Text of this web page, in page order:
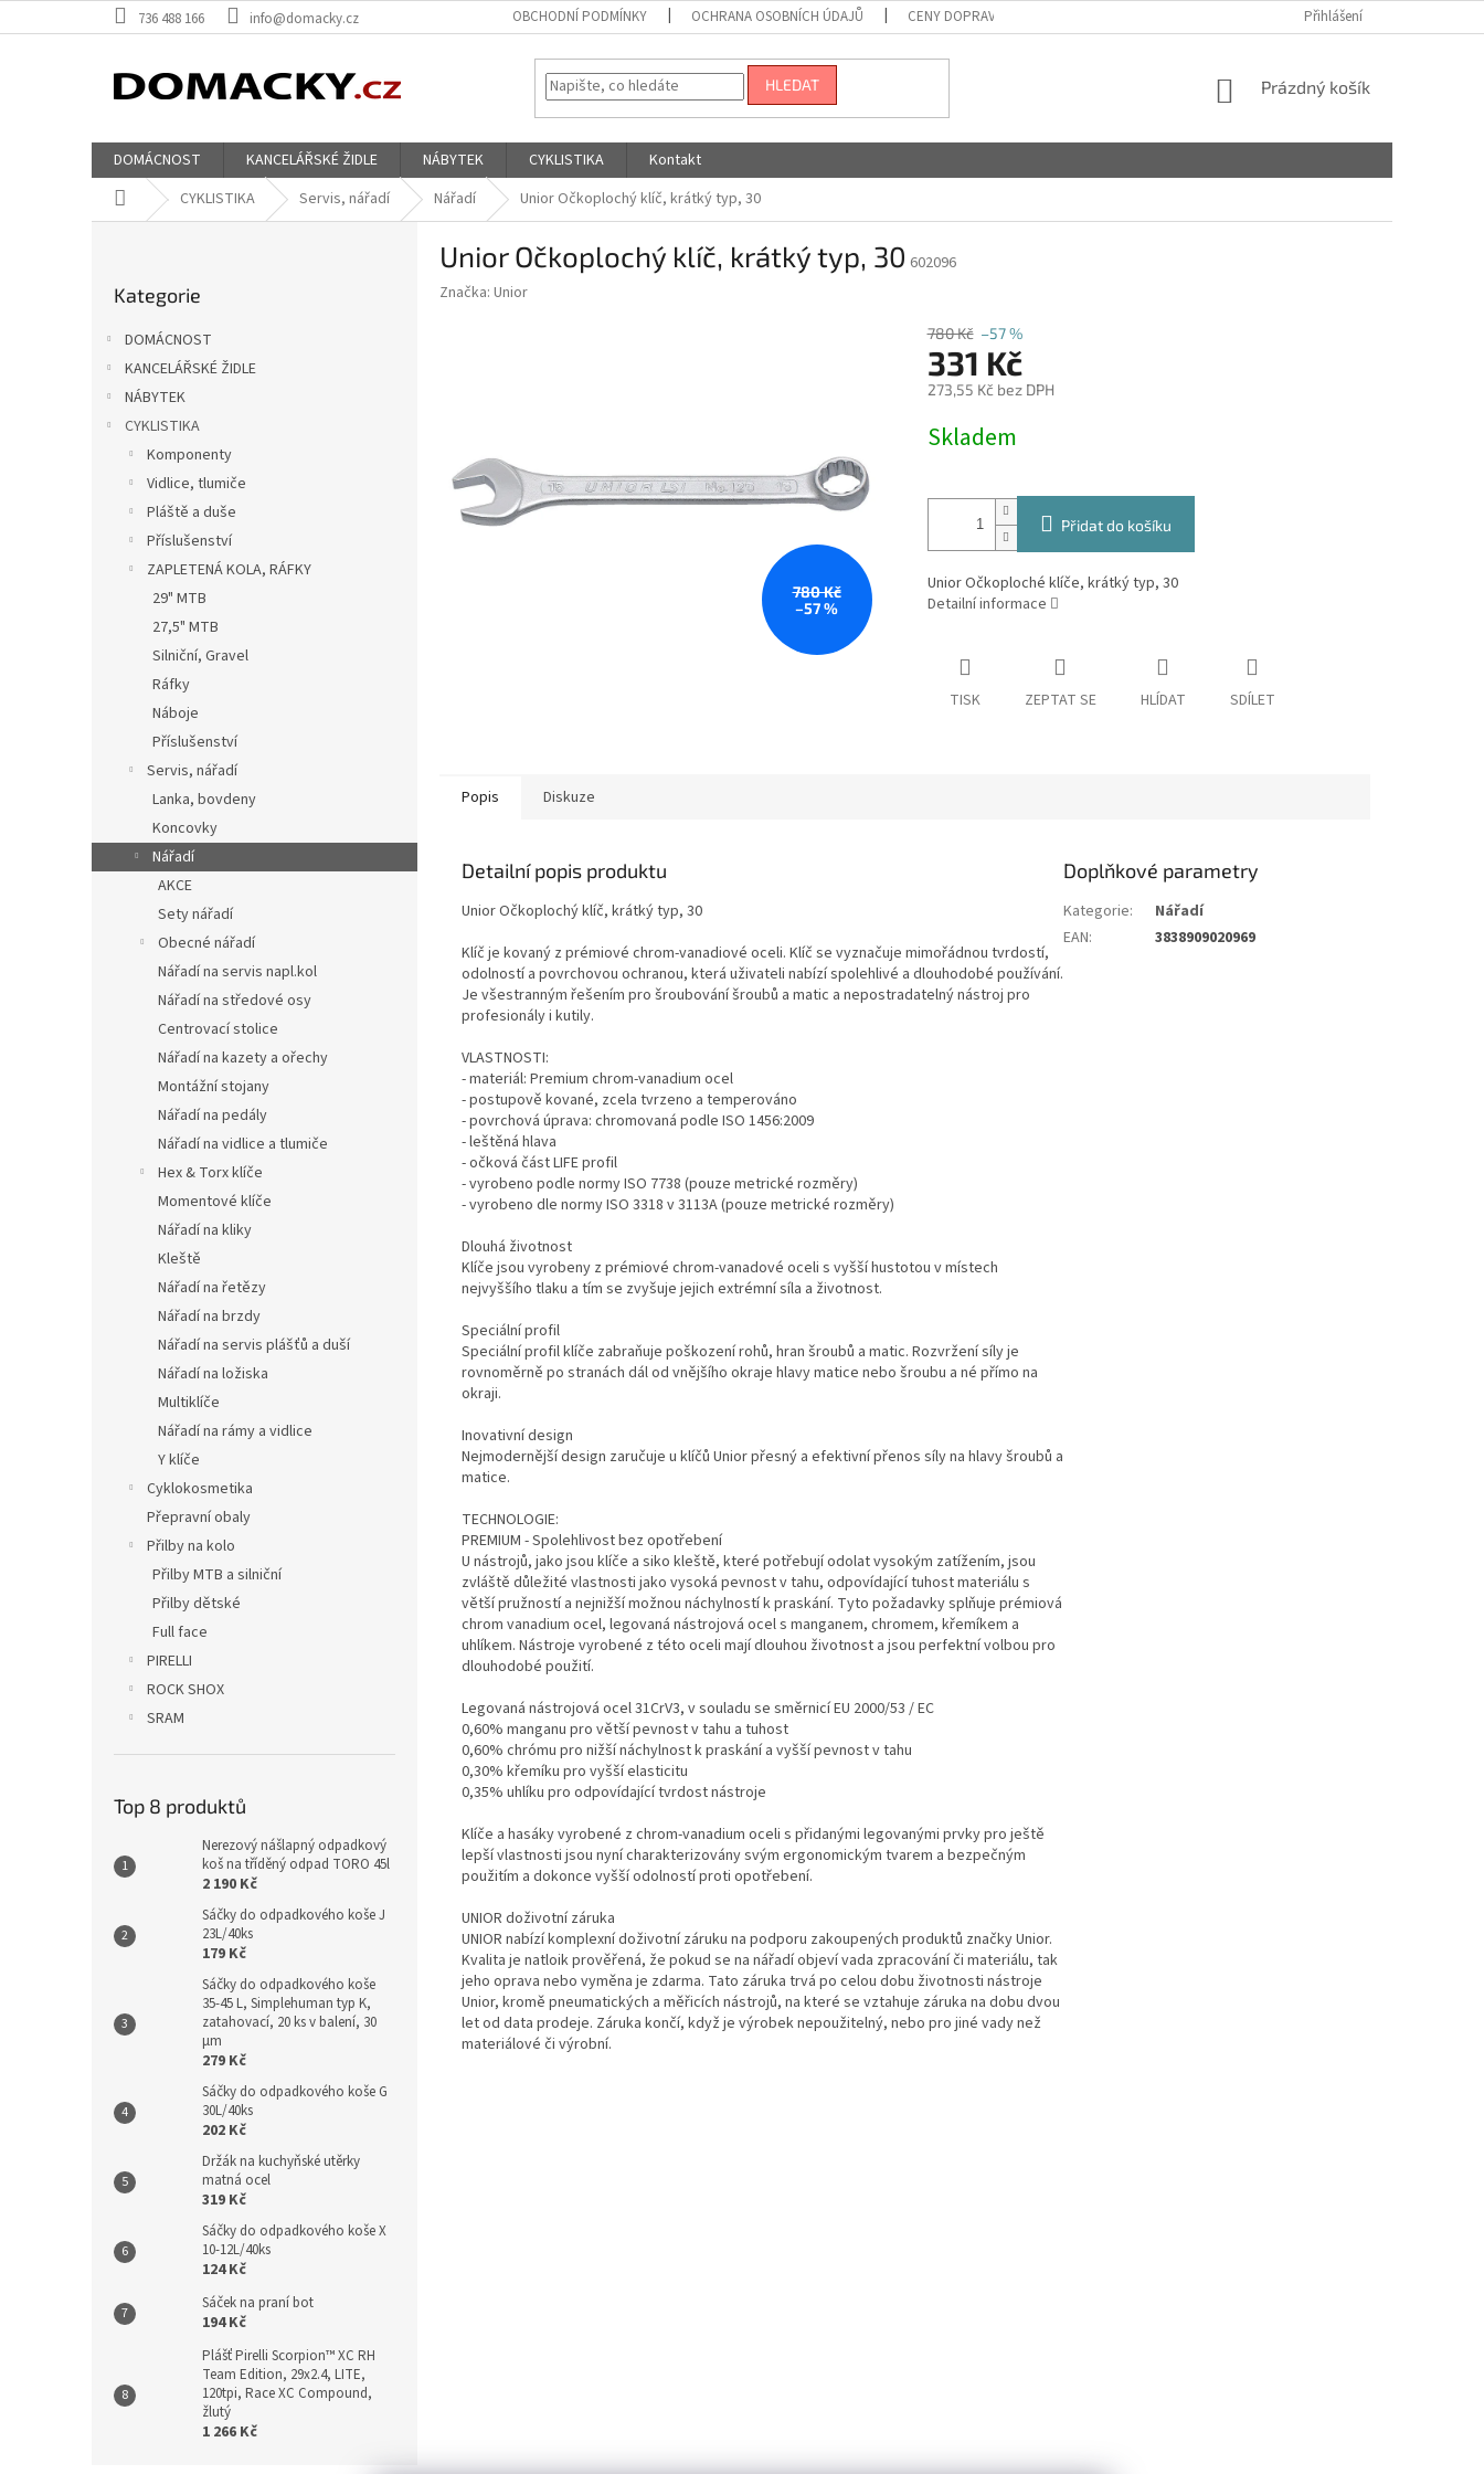
na
736 488 166 info@domacky.cz OBCHODNÍ PODMÍNKY OCHRANA OSOBNÍCH ÚDAJŮ CENY DOPRAVY Přihlášení
HLEDAT
NÁKUPNÍ
Prázdný košík
DOMÁCNOST KANCELÁŘSKÉ ŽIDLE NÁBYTEK CYKLISTIKA
Kontakt
Domů CYKLISTIKA Servis, nářadí Nářadí Unior Očkoplochý klíč, krátký typ, 30
kategorie
Kategorie
DOMÁCNOST
KANCELÁŘSKÉ ŽIDLE
NÁBYTEK
CYKLISTIKA
Komponenty
Vidlice, tlumiče
Pláště a duše
Příslušenství
ZAPLETENÁ KOLA, RÁFKY
29" MTB
27,5" MTB
Silniční, Gravel
Ráfky
Náboje
Příslušenství
Servis, nářadí
Lanka, bovdeny
Koncovky
Nářadí
AKCE
Sety nářadí
Obecné nářadí
Nářadí na servis napl.kol
Nářadí na středové osy
Centrovací stolice
Nářadí na kazety a ořechy
Montážní stojany
Nářadí na pedály
Nářadí na vidlice a tlumiče
Hex & Torx klíče
Momentové klíče
Nářadí na kliky
Kleště
Nářadí na řetězy
Nářadí na brzdy
Nářadí na servis plášťů a duší
Nářadí na ložiska
Multiklíče
Nářadí na rámy a vidlice
Y klíče
Cyklokosmetika
Přepravní obaly
Přilby na kolo
Přilby MTB a silniční
Přilby dětské
Full face
PIRELLI
ROCK SHOX
SRAM
Top 8 produktů
Nerezový nášlapný odpadkový
koš na tříděný odpad TORO 45l
2 190 Kč
Sáčky do odpadkového koše J
23L/40ks
179 Kč
Sáčky do odpadkového koše
35-45 L, Simplehuman typ K,
zatahovací, 20 ks v balení, 30
µm
279 Kč
Sáčky do odpadkového koše G
30L/40ks
202 Kč
Držák na kuchyňské utěrky
matná ocel
319 Kč
Sáčky do odpadkového koše X
10-12L/40ks
124 Kč
Sáček na praní bot
194 Kč
Plášť Pirelli Scorpion™ XC RH
Team Edition, 29x2.4, LITE,
120tpi, Race XC Compound,
žlutý
1 266 Kč
Unior Očkoplochý klíč, krátký typ, 30 602096
Značka: Unior
780 Kč
–57 %
780 Kč –57 %
331 Kč
273,55 Kč bez DPH
cena:
Skladem
Přidat do košíku
Unior Očkoploché klíče, krátký typ, 30
Detailní informace
TISK ZEPTAT SE HLÍDAT SDÍLET
Popis Diskuze
Detailní popis produktu
Unior Očkoplochý klíč, krátký typ, 30
Klíč je kovaný z prémiové chrom-vanadiové oceli. Klíč se vyznačuje mimořádnou tvrdostí,
odolností a povrchovou ochranou, která uživateli nabízí spolehlivé a dlouhodobé používání.
Je všestranným řešením pro šroubování šroubů a matic a nepostradatelný nástroj pro
profesionály i kutily.
VLASTNOSTI:
- materiál: Premium chrom-vanadium ocel
- postupově kované, zcela tvrzeno a temperováno
- povrchová úprava: chromovaná podle ISO 1456:2009
- leštěná hlava
- očková část LIFE profil
- vyrobeno podle normy ISO 7738 (pouze metrické rozměry)
- vyrobeno dle normy ISO 3318 v 3113A (pouze metrické rozměry)
Dlouhá životnost
Klíče jsou vyrobeny z prémiové chrom-vanadové oceli s vyšší hustotou v místech
nejvyššího tlaku a tím se zvyšuje jejich extrémní síla a životnost.
Speciální profil
Speciální profil klíče zabraňuje poškození rohů, hran šroubů a matic. Rozvržení síly je
rovnoměrně po stranách dál od vnějšího okraje hlavy matice nebo šroubu a né přímo na
okraji.
Inovativní design
Nejmodernější design zaručuje u klíčů Unior přesný a efektivní přenos síly na hlavy šroubů a
matice.
TECHNOLOGIE:
PREMIUM - Spolehlivost bez opotřebení
U nástrojů, jako jsou klíče a siko kleště, které potřebují odolat vysokým zatížením, jsou
zvláště důležité vlastnosti jako vysoká pevnost v tahu, odpovídající tuhost materiálu s
větší pružností a nejnižší možnou náchylností k praskání. Tyto požadavky splňuje prémiová
chrom vanadium ocel, legovaná nástrojová ocel s manganem, chromem, křemíkem a
uhlíkem. Nástroje vyrobené z této oceli mají dlouhou životnost a jsou perfektní volbou pro
dlouhodobé použití.
Legovaná nástrojová ocel 31CrV3, v souladu se směrnicí EU 2000/53 / EC
0,60% manganu pro větší pevnost v tahu a tuhost
0,60% chrómu pro nižší náchylnost k praskání a vyšší pevnost v tahu
0,30% křemíku pro vyšší elasticitu
0,35% uhlíku pro odpovídající tvrdost nástroje
Klíče a hasáky vyrobené z chrom-vanadium oceli s přidanými legovanými prvky pro ještě
lepší vlastnosti jsou nyní charakterizovány svým ergonomickým tvarem a bezpečným
použitím a dokonce vyšší odolností proti opotřebení.
UNIOR doživotní záruka
UNIOR nabízí komplexní doživotní záruku na podporu zakoupených produktů značky Unior.
Kvalita je natloik prověřená, že pokud se na nářadí objeví vada zpracování či materiálu, tak
jeho oprava nebo vyměna je zdarma. Tato záruka trvá po celou dobu životnosti nástroje
Unior, kromě pneumatických a měřicích nástrojů, na které se vztahuje záruka na dobu dvou
let od data prodeje. Záruka končí, když je výrobek nepoužitelný, nebo pro jiné vady než
materiálové či výrobní.
Doplňkové parametry
Kategorie:
Nářadí
EAN: 3838909020969